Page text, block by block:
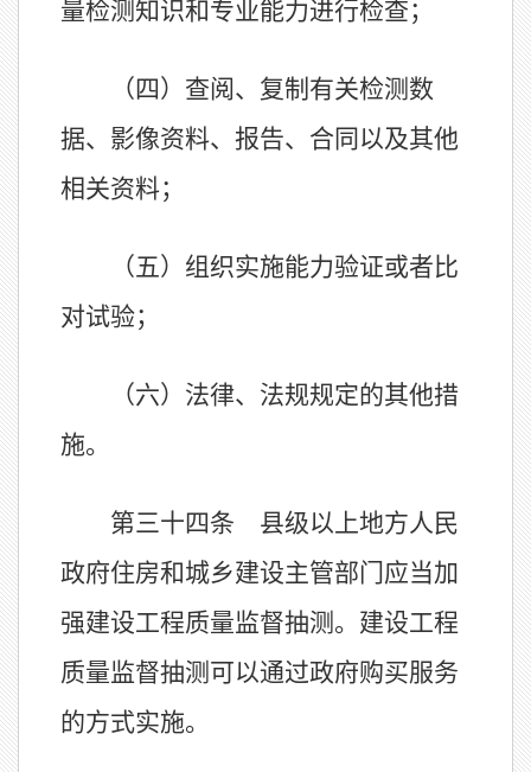
量检测知识和专业能力进行检查；
（四）查阅、复制有关检测数
据、影像资料、报告、合同以及其他
相关资料；
（五）组织实施能力验证或者比
对试验；
（六）法律、法规规定的其他措
施。
第三十四条 县级以上地方人民
政府住房和城乡建设主管部门应当加
强建设工程质量监督抽测。建设工程
质量监督抽测可以通过政府购买服务
的方式实施。